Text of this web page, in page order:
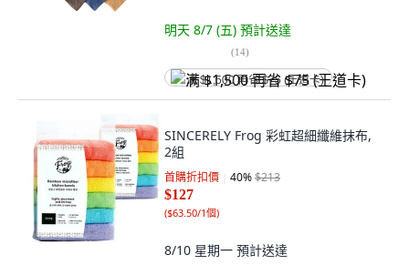
明天 8/7 (五) 預計送達
(14)
满 $1,500 再省 $75 (王道卡)
SINCERELY Frog 彩虹超細纖維抹布,
2組
首購折扣價 40%$213
$127
($63.50/1個)
8/10 星期一 預計送達